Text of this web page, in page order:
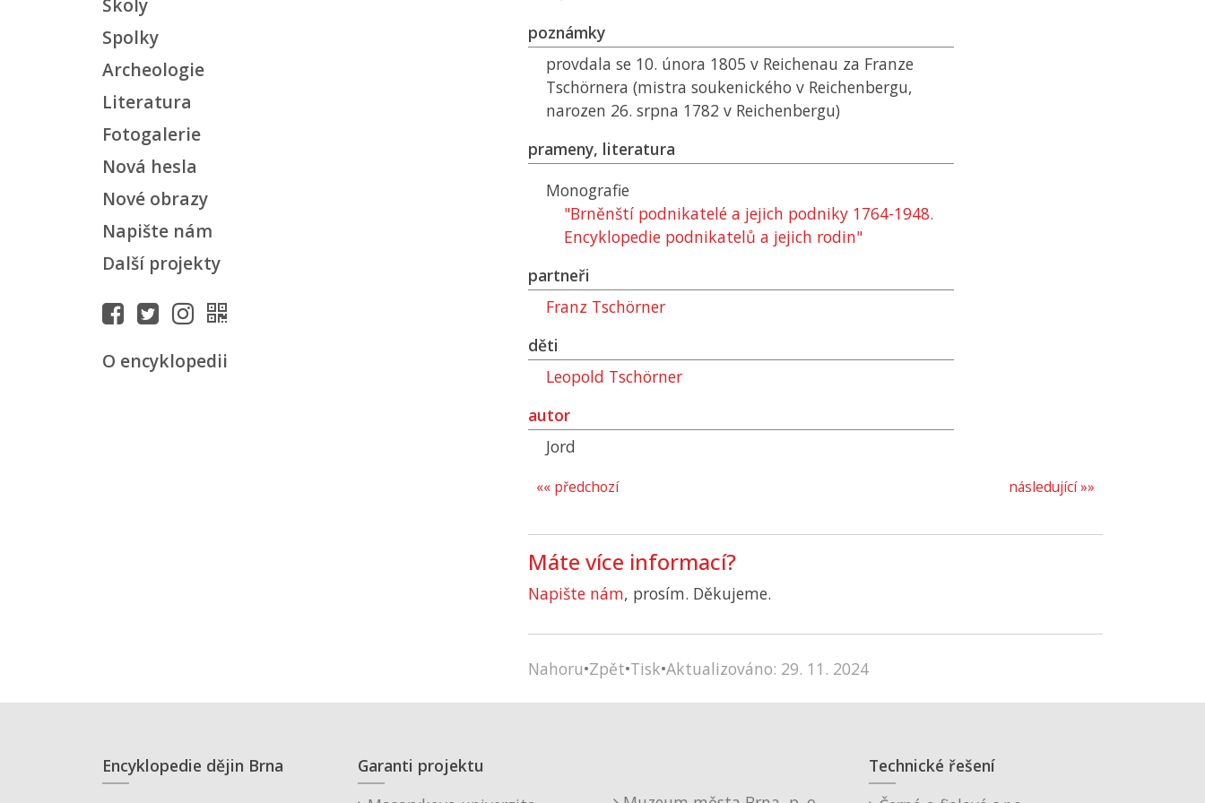
Školy
Spolky
Archeologie
Literatura
Fotogalerie
Nová hesla
Nové obrazy
Napište nám
Další projekty
O encyklopedii
poznámky
provdala se 10. února 1805 v Reichenau za Franze
Tschörnera (mistra soukenického v Reichenbergu,
narozen 26. srpna 1782 v Reichenbergu)
prameny, literatura
Monografie
"Brněnští podnikatelé a jejich podniky 1764-1948.
Encyklopedie podnikatelů a jejich rodin"
partneři
Franz Tschörner
děti
Leopold Tschörner
autor
Jord
následující »»
«« předchozí
Máte více informací?
Napište nám, prosím. Děkujeme.
Nahoru•Zpět•Tisk•Aktualizováno: 29. 11. 2024
Encyklopedie dějin Brna
Garanti projektu
Technické řešení